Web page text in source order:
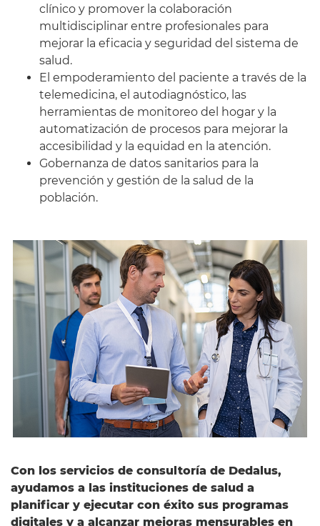
clínico y promover la colaboración
multidisciplinar entre profesionales para
mejorar la eficacia y seguridad del sistema de
salud.
El empoderamiento del paciente a través de la
telemedicina, el autodiagnóstico, las
herramientas de monitoreo del hogar y la
automatización de procesos para mejorar la
accesibilidad y la equidad en la atención.
Gobernanza de datos sanitarios para la
prevención y gestión de la salud de la
población.
Con los servicios de consultoría de Dedalus,
ayudamos a las instituciones de salud a
planificar y ejecutar con éxito sus programas
digitales y a alcanzar mejoras mensurables en